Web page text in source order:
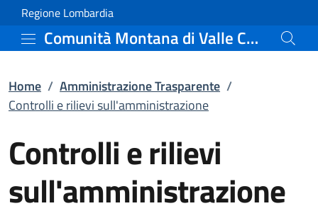
Vai al contenuto principale
Controlli e rilievi
Regione Lombardia
Comunità Montana di Valle Camonica
Home / Amministrazione Trasparente /
Controlli e rilievi sull'amministrazione
Controlli e rilievi
sull'amministrazione